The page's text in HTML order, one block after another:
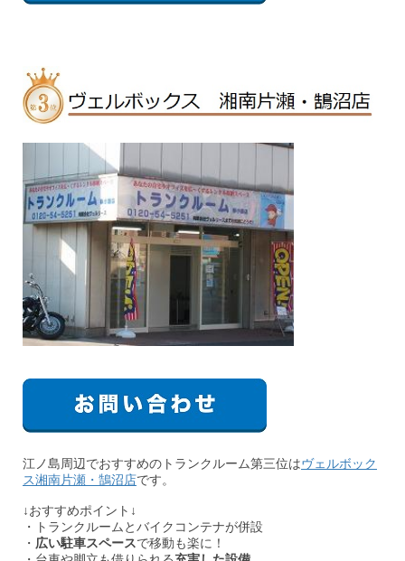
江ノ島周辺でおすすめのトランクルーム第三位はヴェルボック
ス湘南片瀬・鵠沼店です。
↓おすすめポイント↓
・トランクルームとバイクコンテナが併設
・ 広い駐車スペースで移動も楽に！